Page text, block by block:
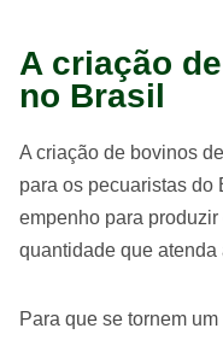
A criação
no Brasil
A criação de bovinos
para os pecuaristas do
empenho para
quantidade que
Para que se tornem